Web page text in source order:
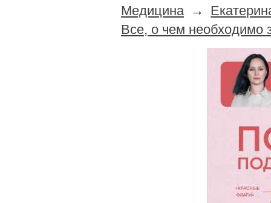
Медицина→
Все, о чем необходимо